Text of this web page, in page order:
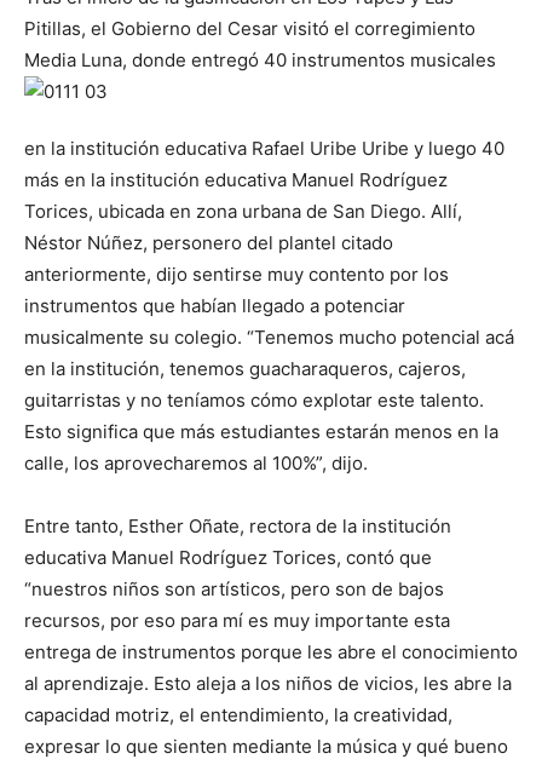
Pitillas, el Gobierno del Cesar visitó el corregimiento
Media Luna, donde entregó 40 instrumentos musicales
en la institución educativa Rafael Uribe Uribe y luego 40
más en la institución educativa Manuel Rodríguez
Torices, ubicada en zona urbana de San Diego. Allí,
Néstor Núñez, personero del plantel citado
anteriormente, dijo sentirse muy contento por los
instrumentos que habían llegado a potenciar
musicalmente su colegio. “Tenemos mucho potencial acá
en la institución, tenemos guacharaqueros, cajeros,
guitarristas y no teníamos cómo explotar este talento.
Esto significa que más estudiantes estarán menos en la
calle, los aprovecharemos al 100%”, dijo.
Entre tanto, Esther Oñate, rectora de la institución
educativa Manuel Rodríguez Torices, contó que
“nuestros niños son artísticos, pero son de bajos
recursos, por eso para mí es muy importante esta
entrega de instrumentos porque les abre el conocimiento
al aprendizaje. Esto aleja a los niños de vicios, les abre la
capacidad motriz, el entendimiento, la creatividad,
expresar lo que sienten mediante la música y qué bueno